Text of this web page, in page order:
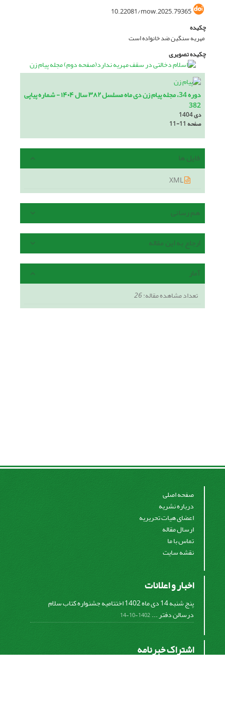
10.22081/mow.2025.79365
چکیده
مهریه سنگین ضد خانواده است
چکیده تصویری
دوره 34، مجله پیام زن دی ماه مسلسل ۳۸۲ سال ۱۴۰۴ - شماره پیاپی
382
دی 1404
صفحه11-11
فایل ها
هم رسانی
ارجاع به این مقاله
آمار
تعداد مشاهده مقاله:26
صفحه اصلی
درباره نشریه
اعضای هیات تحریریه
ارسال مقاله
تماس با ما
نقشه سایت
اخبار و اعلانات
پنج شنبه 14 دی ماه 1402 اختتامیه جشنواره کتاب سلام
درسالن دفتر ...1402-10-14
اشتراک خبرنامه